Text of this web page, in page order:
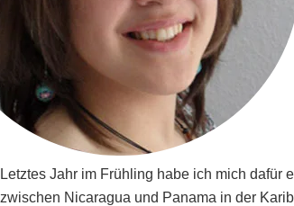
Letztes Jahr im Frühling habe ich mich dafür
zwischen Nicaragua und Panama in der